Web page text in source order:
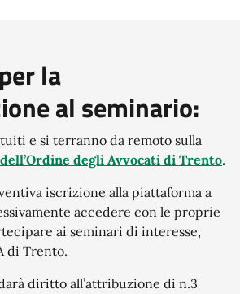
la
al seminario:
e si terranno da remoto sulla
degli Avvocati di Trento.
iscrizione alla piattaforma a
accedere con le proprie
ai seminari di interesse,
di Trento.
diritto all’attribuzione di n.3